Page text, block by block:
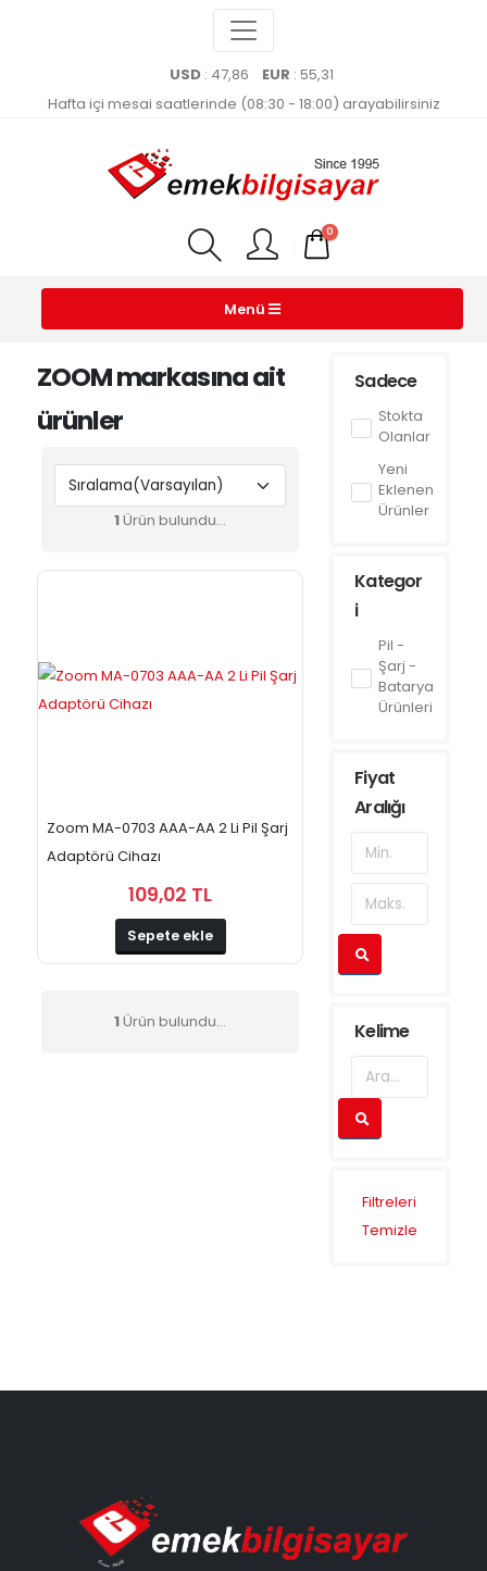
USD : 47,86 EUR : 55,31
Hafta içi mesai saatlerinde (08:30 - 18:00) arayabilirsiniz
0
Menü
Sadece
Stokta
Olanlar
Yeni
Eklenen
Ürünler
Kategor
i
Pil -
Şarj -
Batarya
Ürünleri
Fiyat
Aralığı
Kelime
Filtreleri
Temizle
ZOOM markasına ait
ürünler
1Ürün bulundu...
Zoom MA-0703 AAA-AA 2 Li Pil Şarj
Adaptörü Cihazı
109,02 TL
Sepete ekle
1Ürün bulundu...